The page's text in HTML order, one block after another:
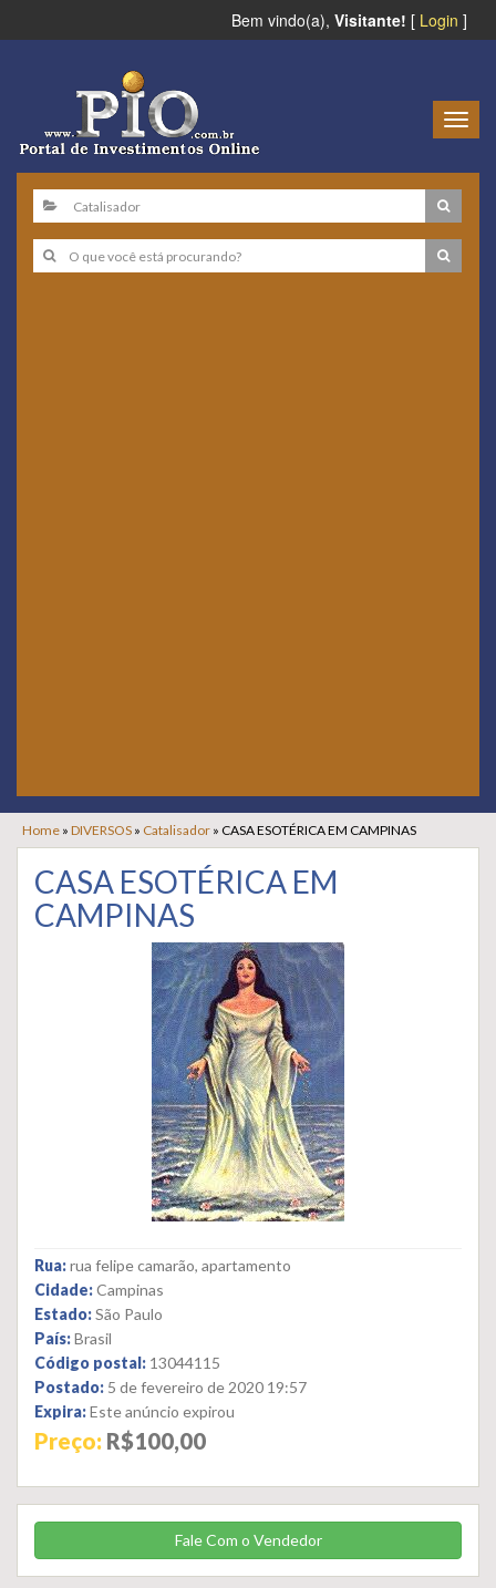
Bem vindo(a), Visitante! [ Login ]
Home » DIVERSOS » Catalisador » CASA ESOTÉRICA EM CAMPINAS
CASA ESOTÉRICA EM
CAMPINAS
Rua:rua felipe camarão, apartamento
Cidade:Campinas
Estado:São Paulo
País:Brasil
Código postal: 13044115
Postado: 5 de fevereiro de 2020 19:57
Expira:Este anúncio expirou
Preço: R$100,00
Fale Com o Vendedor